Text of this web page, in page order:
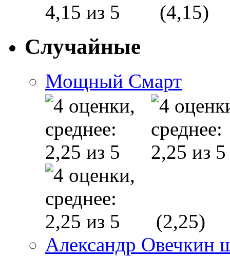
(4,15)
Случайные
Мощный Смарт
(2,25)
Александр Овечкин